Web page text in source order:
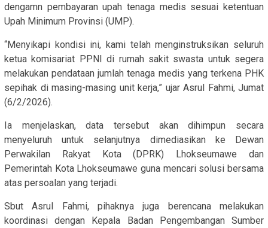
dengamn pembayaran upah tenaga medis sesuai ketentuan
Upah Minimum Provinsi (UMP).
“Menyikapi kondisi ini, kami telah menginstruksikan seluruh
ketua komisariat PPNI di rumah sakit swasta untuk segera
melakukan pendataan jumlah tenaga medis yang terkena PHK
sepihak di masing-masing unit kerja,” ujar Asrul Fahmi, Jumat
(6/2/2026).
Ia menjelaskan, data tersebut akan dihimpun secara
menyeluruh untuk selanjutnya dimediasikan ke Dewan
Perwakilan Rakyat Kota (DPRK) Lhokseumawe dan
Pemerintah Kota Lhokseumawe guna mencari solusi bersama
atas persoalan yang terjadi.
Sbut Asrul Fahmi, pihaknya juga berencana melakukan
koordinasi dengan Kepala Badan Pengembangan Sumber